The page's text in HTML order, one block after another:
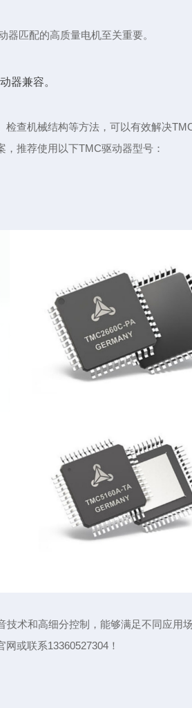
匹配的高质量电机至关重要。
器兼容。
查机械结构等方法，可以有效解决
推荐使用以下TMC驱动器型号：
术和高细分控制，能够满足不同应用场
或联系13360527304！